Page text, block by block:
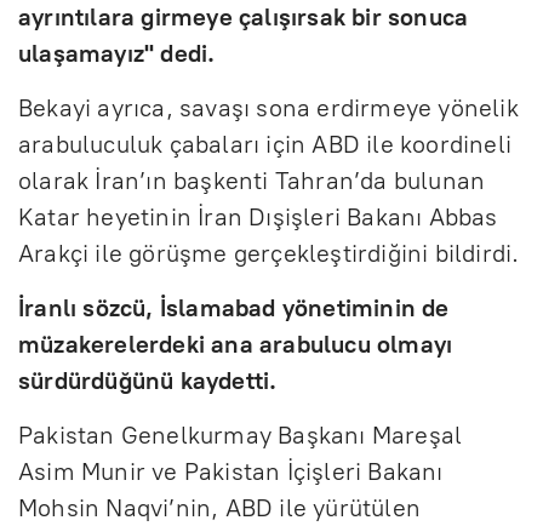
ayrıntılara girmeye çalışırsak bir sonuca
ulaşamayız" dedi.
Bekayi ayrıca, savaşı sona erdirmeye yönelik
arabuluculuk çabaları için ABD ile koordineli
olarak İran’ın başkenti Tahran’da bulunan
Katar heyetinin İran Dışişleri Bakanı Abbas
Arakçi ile görüşme gerçekleştirdiğini bildirdi.
İranlı sözcü, İslamabad yönetiminin de
müzakerelerdeki ana arabulucu olmayı
sürdürdüğünü kaydetti.
Pakistan Genelkurmay Başkanı Mareşal
Asim Munir ve Pakistan İçişleri Bakanı
Mohsin Naqvi’nin, ABD ile yürütülen